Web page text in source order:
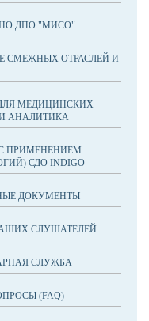
ДПО "МИСО"
СМЕЖНЫХ ОТРАСЛЕЙ И
МЕДИЦИНСКИХ
АНАЛИТИКА
ПРИМЕНЕНИЕМ
СДО INDIGO
ДОКУМЕНТЫ
СЛУШАТЕЛЕЙ
СЛУЖБА
(FAQ)